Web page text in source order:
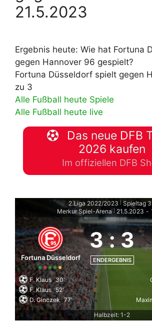
21.5.2023
Ergebnis heute: Wie hat Fortuna
gegen Hannover 96 gespielt?
Fortuna Düsseldorf spielt gegen
zu 3
Alle Fußball heute Spiele
Alle Fußball heute live
Das neue DFB
2026 kaufen
Im offiziellen DFB
2.Liga 2022/2023
Spieltag
Merkur Spiel-Arena
21.5.2023 -
Fortuna Düsseldorf
3 : 3
ENDERGEBNIS
F. Klaus 30'
F. Klaus 52'
D. Ginczek 77'
Halbzeit: 1-2